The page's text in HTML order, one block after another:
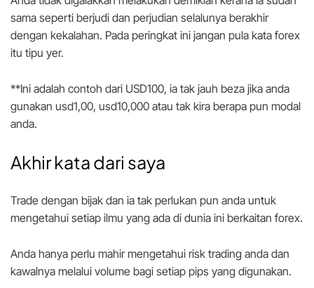
sama seperti berjudi dan perjudian selalunya berakhir
dengan kekalahan. Pada peringkat ini jangan pula kata forex
itu tipu yer.
**Ini adalah contoh dari USD100, ia tak jauh beza jika anda
gunakan usd1,00, usd10,000 atau tak kira berapa pun modal
anda.
Akhir kata dari saya
Trade dengan bijak dan ia tak perlukan pun anda untuk
mengetahui setiap ilmu yang ada di dunia ini berkaitan forex.
Anda hanya perlu mahir mengetahui risk trading anda dan
kawalnya melalui volume bagi setiap pips yang digunakan.